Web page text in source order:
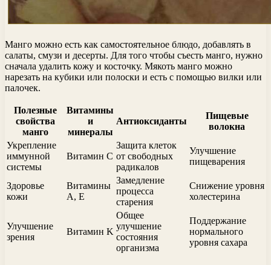
Манго можно есть как самостоятельное блюдо, добавлять в
салаты, смузи и десерты. Для того чтобы съесть манго, нужно
сначала удалить кожу и косточку. Мякоть манго можно
нарезать на кубики или полоски и есть с помощью вилки или
палочек.
Полезные
свойства
манго
Витамины
и
минералы
Антиоксиданты
Пищевые
волокна
Укрепление
иммунной
системы
Витамин C
Защита клеток
от свободных
радикалов
Улучшение
пищеварения
Здоровье
кожи
Витамины
A, E
Замедление
процесса
старения
Снижение уровня
холестерина
Улучшение
зрения
Витамин K
Общее
улучшение
состояния
организма
Поддержание
нормального
уровня сахара